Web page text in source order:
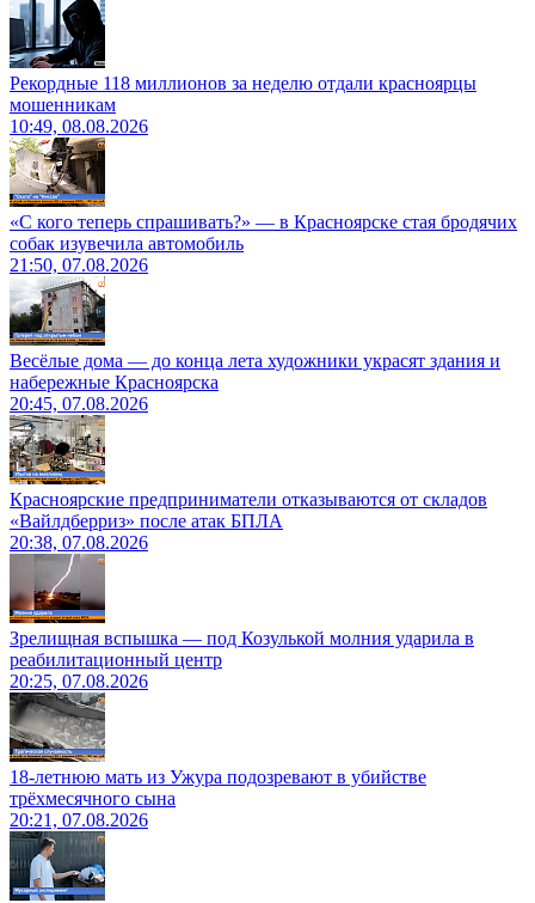
Рекордные 118 миллионов за неделю отдали красноярцы
мошенникам
10:49, 08.08.2026
«С кого теперь спрашивать?» — в Красноярске стая бродячих
собак изувечила автомобиль
21:50, 07.08.2026
Весёлые дома — до конца лета художники украсят здания и
набережные Красноярска
20:45, 07.08.2026
Красноярские предприниматели отказываются от складов
«Вайлдберриз» после атак БПЛА
20:38, 07.08.2026
Зрелищная вспышка — под Козулькой молния ударила в
реабилитационный центр
20:25, 07.08.2026
18-летнюю мать из Ужура подозревают в убийстве
трёхмесячного сына
20:21, 07.08.2026